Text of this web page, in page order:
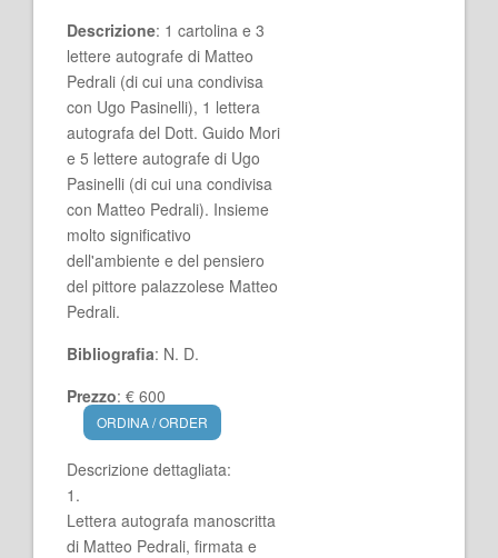
Descrizione: 1 cartolina e 3
lettere autografe di Matteo
Pedrali (di cui una condivisa
con Ugo Pasinelli), 1 lettera
autografa del Dott. Guido Mori
e 5 lettere autografe di Ugo
Pasinelli (di cui una condivisa
con Matteo Pedrali). Insieme
molto significativo
dell'ambiente e del pensiero
del pittore palazzolese Matteo
Pedrali.
Bibliografia: N. D.
Prezzo: € 600
ORDINA / ORDER
Descrizione dettagliata:
1.
Lettera autografa manoscritta
di Matteo Pedrali, firmata e